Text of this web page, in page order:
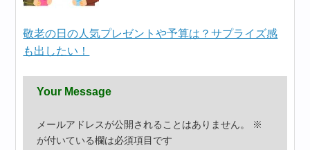
敬老の日の人気プレゼントや予算は？サプライズ感
も出したい！
Your Message
メールアドレスが公開されることはありません。
※
が付いている欄は必須項目です